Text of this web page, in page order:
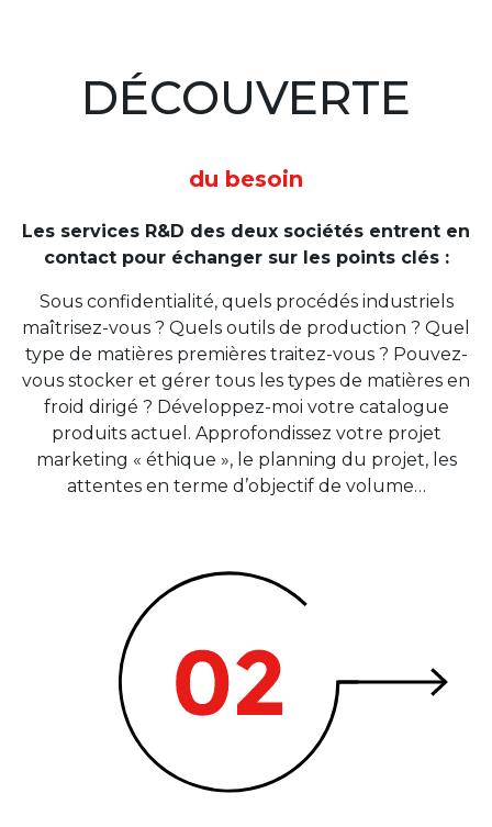
DÉCOUVERTE
du besoin
Les services R&D des deux sociétés entrent en
contact pour échanger sur les points clés :
Sous confidentialité, quels procédés industriels
maîtrisez-vous ? Quels outils de production ? Quel
type de matières premières traitez-vous ? Pouvez-
vous stocker et gérer tous les types de matières en
froid dirigé ? Développez-moi votre catalogue
produits actuel. Approfondissez votre projet
marketing « éthique », le planning du projet, les
attentes en terme d’objectif de volume…